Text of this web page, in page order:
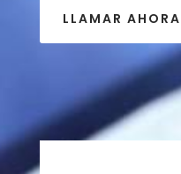
LLAMAR AHORA